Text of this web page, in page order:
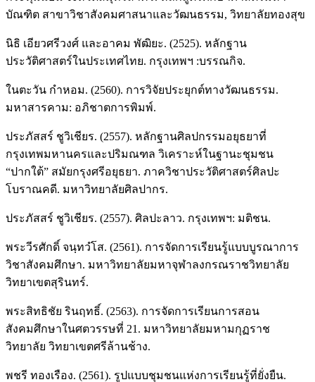
บัณฑิต สาขาวิชาสังคมศาสนาและวัฒนธรรม, วิทยาลัยทองสุข
นิธิ เอียวศรีวงศ์ และอาคม พัฒิยะ. (2525). หลักฐาน
ประวัติศาสตร์ในประเทศไทย. กรุงเทพฯ :บรรณกิจ.
ในตะวัน กำหอม. (2560). การวิจัยประยุกต์ทางวัฒนธรรม.
มหาสารคาม: อภิชาตการพิมพ์.
ประภัสสร์ ชูวิเชียร. (2557). หลักฐานศิลปกรรมอยุธยาที่
กรุงเทพมหานครและปริมณฑล วิเคราะห์ในฐานะชุมชน
“ปากใต้” สมัยกรุงศรีอยุธยา. ภาควิชาประวัติศาสตร์ศิลปะ
โบราณคดี. มหาวิทยาลัยศิลปากร.
ประภัสสร์ ชูวิเชียร. (2557). ศิลปะลาว. กรุงเทพฯ: มติชน.
พระวีรศักดิ์ จนฺทวํโส. (2561). การจัดการเรียนรู้แบบบูรณาการ
วิชาสังคมศึกษา. มหาวิทยาลัยมหาจุฬาลงกรณราชวิทยาลัย
วิทยาเขตสุรินทร์.
พระสิทธิชัย รินฤทธิ์. (2563). การจัดการเรียนการสอน
สังคมศึกษาในศตวรรษที่ 21. มหาวิทยาลัยมหามกุฏราช
วิทยาลัย วิทยาเขตศรีล้านช้าง.
พชรี ทองเรือง. (2561). รูปแบบชุมชนแห่งการเรียนรู้ที่ยั่งยืน.